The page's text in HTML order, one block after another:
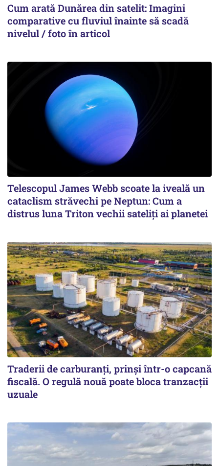
Cum arată Dunărea din satelit: Imagini
comparative cu fluviul înainte să scadă
nivelul / foto în articol
Telescopul James Webb scoate la iveală un
cataclism străvechi pe Neptun: Cum a
distrus luna Triton vechii sateliți ai planetei
Traderii de carburanți, prinși într-o capcană
fiscală. O regulă nouă poate bloca tranzacții
uzuale